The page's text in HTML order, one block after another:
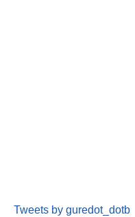
Tweets by guredot_dotb